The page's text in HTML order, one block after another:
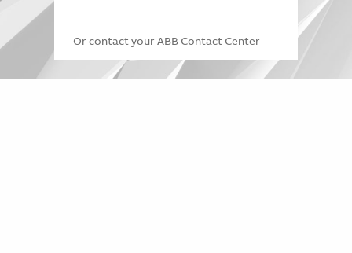
Or contact your ABB Contact Center